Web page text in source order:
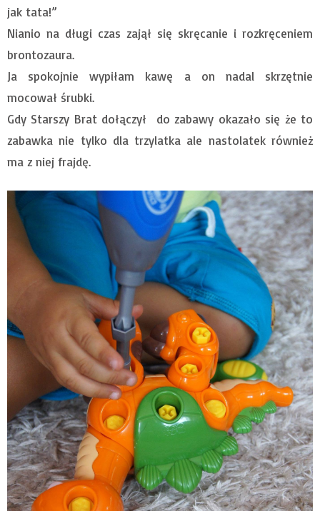
jak tata!”
Nianio na długi czas zajął się skręcanie i rozkręceniem
brontozaura.
Ja spokojnie wypiłam kawę a on nadal skrzętnie
mocował śrubki.
Gdy Starszy Brat dołączył do zabawy okazało się że to
zabawka nie tylko dla trzylatka ale nastolatek również
ma z niej frajdę.